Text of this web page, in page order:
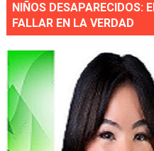
NIÑOS DESAPARECIDOS:
FALLAR EN LA VERDAD